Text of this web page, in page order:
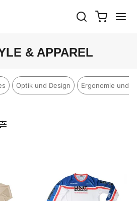
& APPAREL
Optik und Design Ergonomie und